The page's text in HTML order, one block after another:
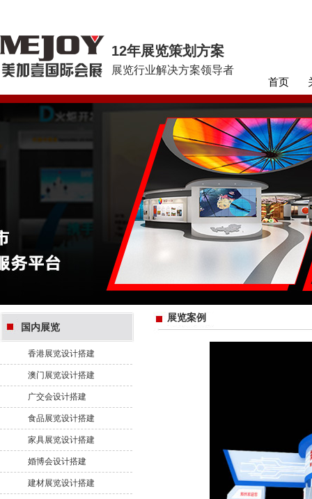
12年展览策划方案
展览行业解决方案领导者
首页
国内展览
香港展览设计搭建
澳门展览设计搭建
广交会设计搭建
食品展览设计搭建
家具展览设计搭建
婚博会设计搭建
建材展览设计搭建
展览案例